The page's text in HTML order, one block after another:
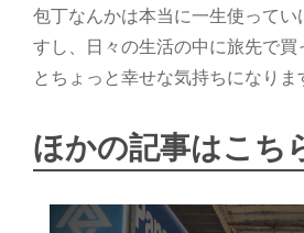
包丁なんかは本当に一生使ってい
すし、日々の生活の中に旅先で買
とちょっと幸せな気持ちになりま
ほかの記事はこち